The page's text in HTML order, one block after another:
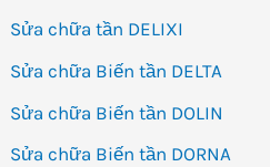
Sửa chữa tần DELIXI
Sửa chữa Biến tần DELTA
Sửa chữa Biến tần DOLIN
Sửa chữa Biến tần DORNA